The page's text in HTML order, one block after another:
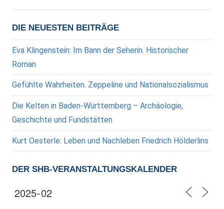
DIE NEUESTEN BEITRÄGE
Eva Klingenstein: Im Bann der Seherin. Historischer
Roman
Gefühlte Wahrheiten. Zeppeline und Nationalsozialismus
Die Kelten in Baden-Württemberg – Archäologie,
Geschichte und Fundstätten
Kurt Oesterle: Leben und Nachleben Friedrich Hölderlins
DER SHB-VERANSTALTUNGSKALENDER